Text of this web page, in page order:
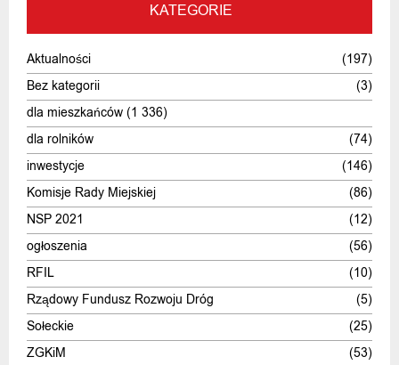
KATEGORIE
Aktualności
(197)
Bez kategorii
(3)
dla mieszkańców (1 336)
dla rolników
(74)
inwestycje
(146)
Komisje Rady Miejskiej
(86)
NSP 2021
(12)
ogłoszenia
(56)
RFIL
(10)
Rządowy Fundusz Rozwoju Dróg
(5)
Sołeckie
(25)
ZGKiM
(53)